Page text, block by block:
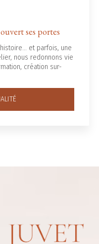
portes
et parfois, une
redonnons vie
création sur-